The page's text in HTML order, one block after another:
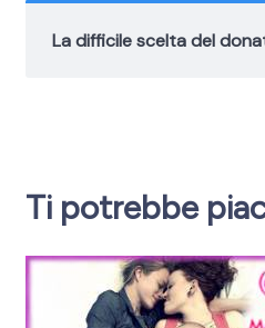
La difficile scelta del
Ti potrebbe